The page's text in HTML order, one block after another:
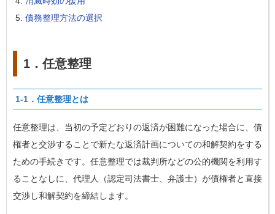
債務整理方法の選択
1．任意整理
1-1．任意整理とは
任意整理は、当初の予定どおりの返済が困難になった場合に、債
権者と交渉することで新たな返済計画についての和解契約をする
ための手続きです。任意整理では裁判所などの公的機関を利用す
ることなしに、代理人（認定司法書士、弁護士）が債権者と直接
交渉し和解契約を締結します。